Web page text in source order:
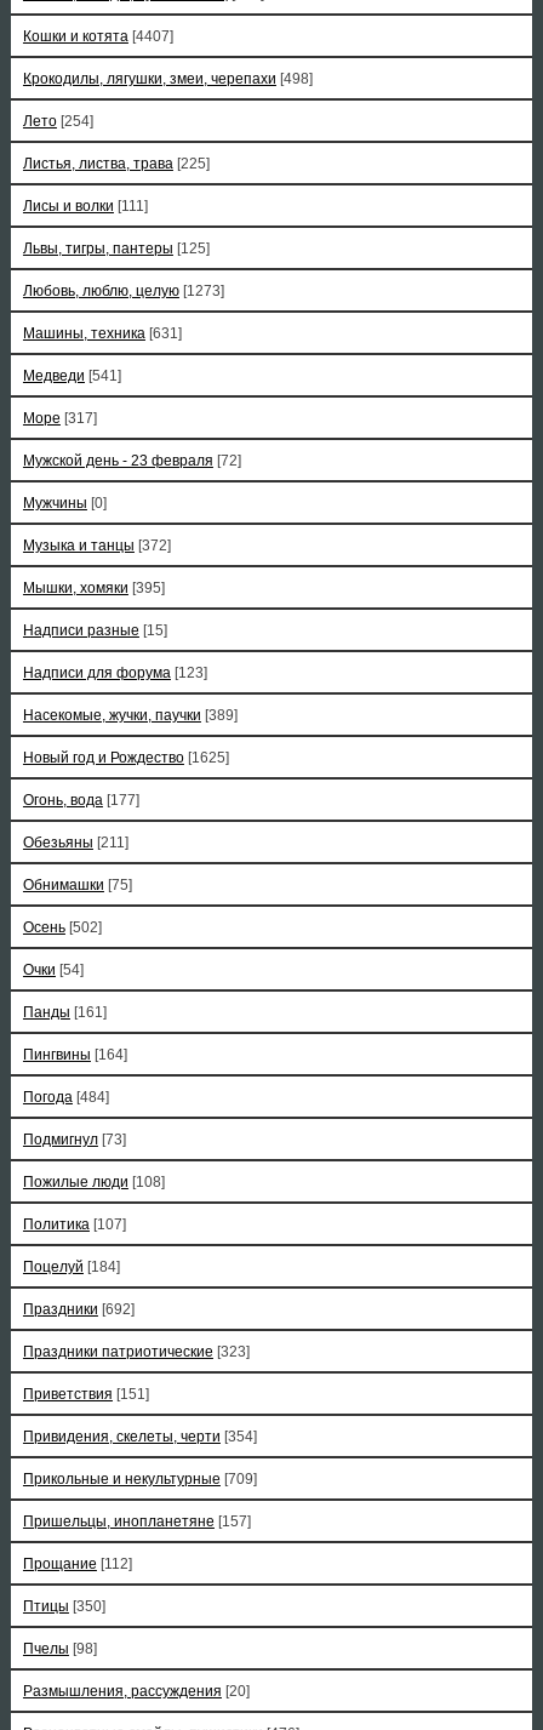
Кошки и котята [4407]
Крокодилы, лягушки, змеи, черепахи [498]
Лето [254]
Листья, листва, трава [225]
Лисы и волки [111]
Львы, тигры, пантеры [125]
Любовь, люблю, целую [1273]
Машины, техника [631]
Медведи [541]
Море [317]
Мужской день - 23 февраля [72]
Мужчины [0]
Музыка и танцы [372]
Мышки, хомяки [395]
Надписи разные [15]
Надписи для форума [123]
Насекомые, жучки, паучки [389]
Новый год и Рождество [1625]
Огонь, вода [177]
Обезьяны [211]
Обнимашки [75]
Осень [502]
Очки [54]
Панды [161]
Пингвины [164]
Погода [484]
Подмигнул [73]
Пожилые люди [108]
Политика [107]
Поцелуй [184]
Праздники [692]
Праздники патриотические [323]
Приветствия [151]
Привидения, скелеты, черти [354]
Прикольные и некультурные [709]
Пришельцы, инопланетяне [157]
Прощание [112]
Птицы [350]
Пчелы [98]
Размышления, рассуждения [20]